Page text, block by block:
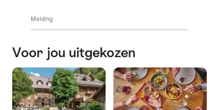
Melding
Voor jou uitgekozen